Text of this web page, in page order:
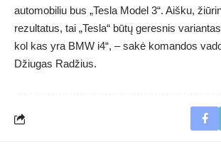
automobiliu bus „Tesla Model 3“. Aišku,
rezultatus, tai „Tesla“ būtų geresnis
kol kas yra BMW i4“, – sakė komandos
Džiugas Radžius.